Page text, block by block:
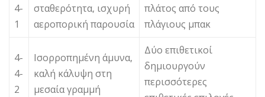
4-
1
σταθερότητα, ισχυρή
αεροπορική παρουσία
πλάτος από τους
πλάγιους μπακ
4-
4-
2
Ισορροπημένη άμυνα,
καλή κάλυψη στη
μεσαία γραμμή
Δύο επιθετικοί
δημιουργούν
περισσότερες